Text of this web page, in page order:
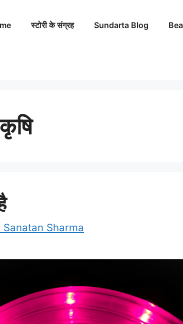
स्टोरी के संग्रह Sundarta Blog
Sanatan Sharma